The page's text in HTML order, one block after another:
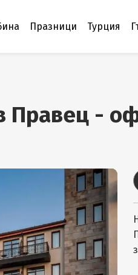
Празници Турция
Правец -